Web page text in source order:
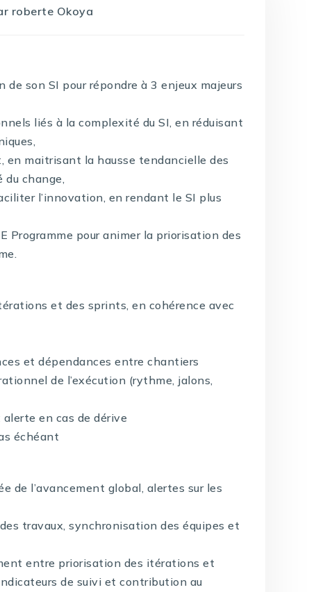
roberte Okoya
son SI pour répondre à 3 enjeux majeurs
liés à la complexité du SI, en réduisant
en maitrisant la hausse tendancielle des
change,
l’innovation, en rendant le SI plus
Programme pour animer la priorisation des
et des sprints, en cohérence avec
et dépendances entre chantiers
de l’exécution (rythme, jalons,
en cas de dérive
échéant
de l’avancement global, alertes sur les
travaux, synchronisation des équipes et
entre priorisation des itérations et
de suivi et contribution au